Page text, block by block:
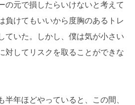
の元で損したらいけないと考えて
負けてもいいから度胸のあるトレ
ていた。しかし、僕は気が小さい
対してリスクを取ることができな
半年ほどやっていると、この間、